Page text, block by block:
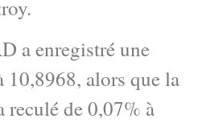
a enregistré une
10,8968, alors que la
de 0,07% à